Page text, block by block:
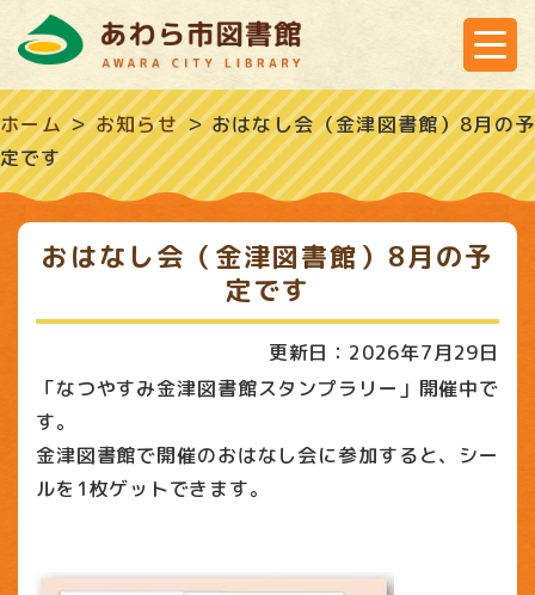
ホーム＞お知らせ＞おはなし会（金津図書館）8月の予
定です
おはなし会（金津図書館）8月の予
定です
更新日：2026年7月29日
「なつやすみ金津図書館スタンプラリー」開催中で
す。
金津図書館で開催のおはなし会に参加すると、シー
ルを1枚ゲットできます。